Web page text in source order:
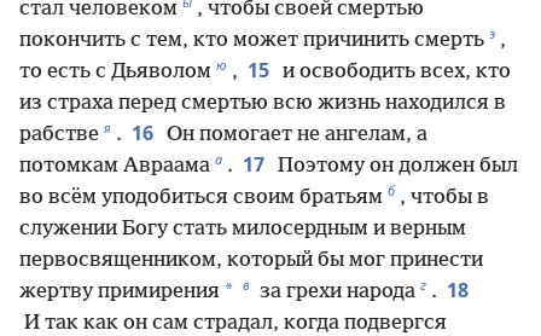
стал человеком
, чтобы своей смертью
покончить с тем, кто может причинить смерть э ,
то есть с Дьяволом ю , 15 и освободить всех, кто
из страха перед смертью всю жизнь находился в
рабстве я . 16 Он помогает не ангелам, а
потомкам Авраама а . 17 Поэтому он должен был
во всём уподобиться своим братьям б , чтобы в
служении Богу стать милосердным и верным
первосвященником, который бы мог принести
жертву примирения * в за грехи народа г . 18
И так как он сам страдал, когда подвергся